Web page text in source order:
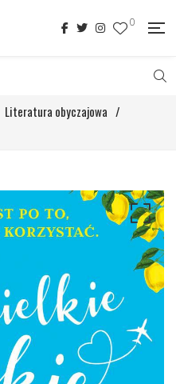
0
Literatura obyczajowa /